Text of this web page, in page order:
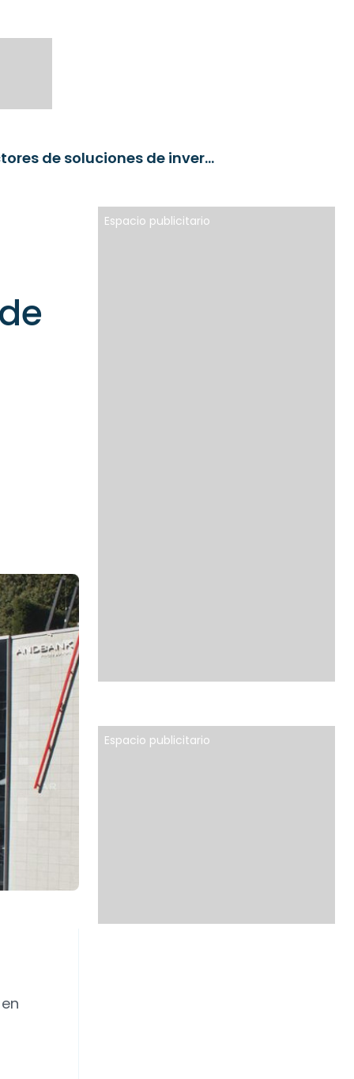
Andbank WM ficha en OpenWealth a dos directores de soluciones de inversión
Espacio publicitario
Espacio publicitario